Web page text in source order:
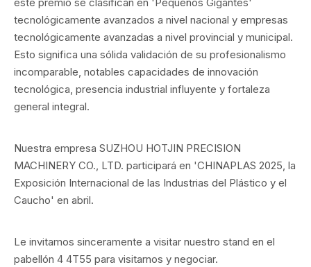
tecnológicamente avanzados a nivel nacional y empresas
tecnológicamente avanzadas a nivel provincial y municipal.
Esto significa una sólida validación de su profesionalismo
incomparable, notables capacidades de innovación
tecnológica, presencia industrial influyente y fortaleza
general integral.
Nuestra empresa SUZHOU HOTJIN PRECISION
MACHINERY CO., LTD. participará en 'CHINAPLAS 2025, la
Exposición Internacional de las Industrias del Plástico y el
Caucho' en abril.
Le invitamos sinceramente a visitar nuestro stand en el
pabellón 4 4T55 para visitarnos y negociar.